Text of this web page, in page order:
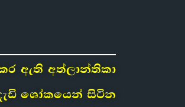
ඇති අත්ලාන්තිකා
ශෝකයෙන් සිටින